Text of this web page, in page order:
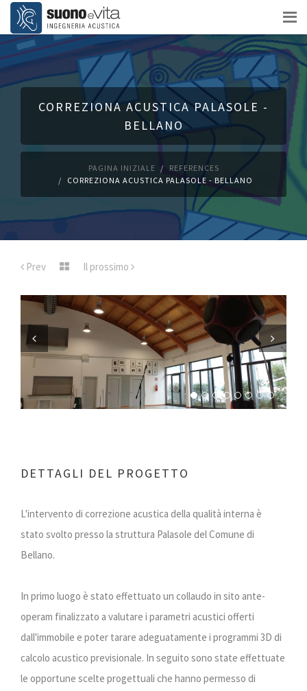
CORREZIONA ACUSTICA PALASOLE -
BELLANO
PAGINA INIZIALE
REFERENCES
CORREZIONA ACUSTICA PALASOLE - BELLANO
Prev Il prossimo
Previous Next
DETTAGLI DEL PROGETTO
L'intervento di correzione acustica della qualità interna è
stato svolto presso la struttura Palasole del Comune di
Bellano.
In primo luogo è stato effettuato un collaudo in sito ante-
operam finalizzato a valutare i parametri acustici offerti
dall'immobile e poter tarare adeguatamente i programmi 3D di
calcolo acustico previsionale. In seguito sono state effettuate
le opportune scelte progettuali che hanno permesso di